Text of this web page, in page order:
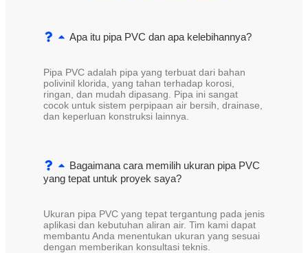
Apa itu pipa PVC dan apa kelebihannya?
Pipa PVC adalah pipa yang terbuat dari bahan
polivinil klorida, yang tahan terhadap korosi,
ringan, dan mudah dipasang. Pipa ini sangat
cocok untuk sistem perpipaan air bersih, drainase,
dan keperluan konstruksi lainnya.
Bagaimana cara memilih ukuran pipa PVC
yang tepat untuk proyek saya?
Ukuran pipa PVC yang tepat tergantung pada jenis
aplikasi dan kebutuhan aliran air. Tim kami dapat
membantu Anda menentukan ukuran yang sesuai
dengan memberikan konsultasi teknis.